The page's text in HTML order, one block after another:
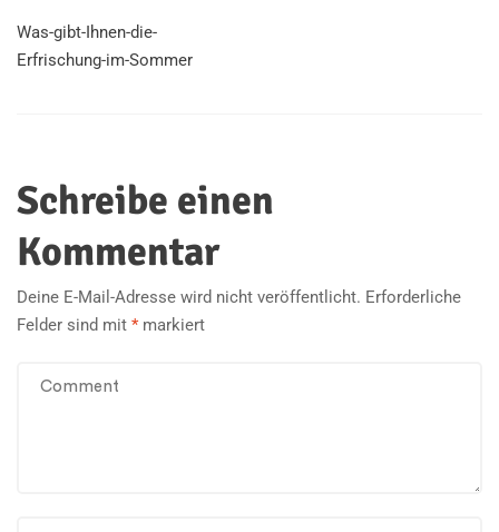
Was-gibt-Ihnen-die-
Erfrischung-im-Sommer
Schreibe einen
Kommentar
Deine E-Mail-Adresse wird nicht veröffentlicht. Erforderliche
Felder sind mit *markiert